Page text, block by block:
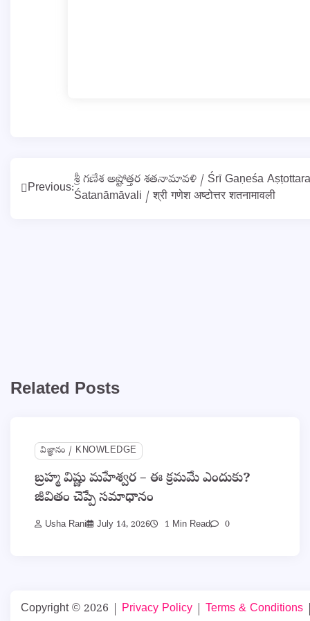
Post
Previous:
శ్రీ గణేశ అష్టోత్తర శతనామావళి / Śrī Gaṇeśa Aṣṭottara
Śatanāmāvali / श्री गणेश अष्टोत्तर शतनामावली
Related Posts
విజ్ఞానం / KNOWLEDGE
బ్రహ్మ విష్ణు మహేశ్వర – ఈ క్రమమే ఎందుకు?
జీవితం చెప్పే సమాధానం
Usha Rani July 14, 2026 1 Min Read 0
Copyright © 2026 Privacy Policy Terms & Conditions